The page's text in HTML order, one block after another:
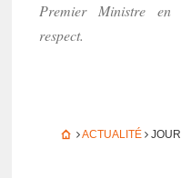
Premier Ministre en
respect.
ACTUALITÉ